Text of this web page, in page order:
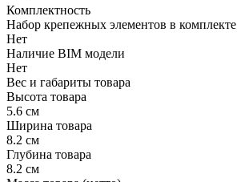
Комплектность
Набор крепежных элементов в комплекте
Нет
Наличие BIM модели
Нет
Вес и габариты товара
Высота товара
5.6 см
Ширина товара
8.2 см
Глубина товара
8.2 см